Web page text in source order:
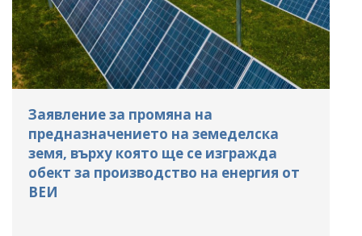
Заявление за промяна на
предназначението на земеделска
земя, върху която ще се изгражда
обект за производство на енергия от
ВЕИ